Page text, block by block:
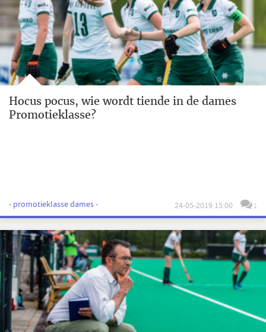
Hocus pocus, wie wordt tiende in de dames
Promotieklasse?
- promotieklasse dames - 24-05-2019 15:00 1